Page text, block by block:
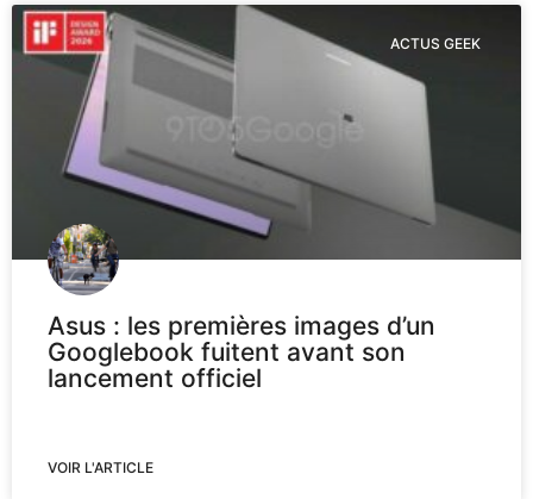
ACTUS GEEK
Asus : les premières images d’un
Googlebook fuitent avant son
lancement officiel
VOIR L'ARTICLE